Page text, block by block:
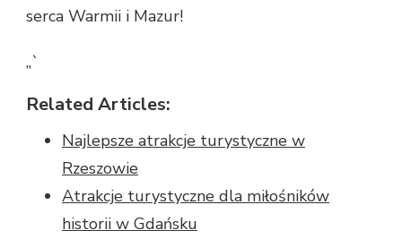
serca Warmii i Mazur!
„`
Related Articles:
Najlepsze atrakcje turystyczne w
Rzeszowie
Atrakcje turystyczne dla miłośników
historii w Gdańsku